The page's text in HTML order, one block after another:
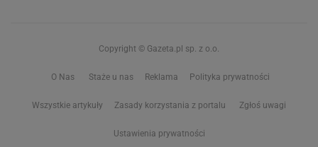
Copyright © Gazeta.pl sp. z o.o.
O Nas Staże u nas Reklama Polityka prywatności
Wszystkie artykuły Zasady korzystania z portalu Zgłoś uwagi
Ustawienia prywatności